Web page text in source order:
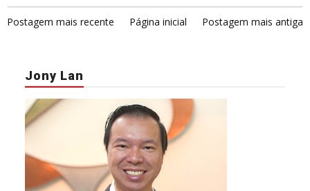
Postagem mais recente Página inicial Postagem mais antiga
Jony Lan